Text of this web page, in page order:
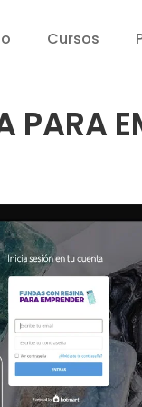
Cursos
PARA